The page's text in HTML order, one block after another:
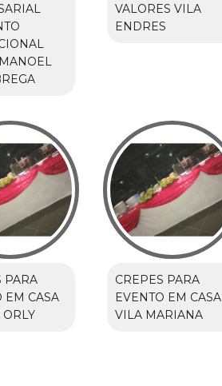
VALORES VILA
ENDRES
PARA
EM CASA
CREPES PARA
EVENTO EM CASA
VILA MARIANA